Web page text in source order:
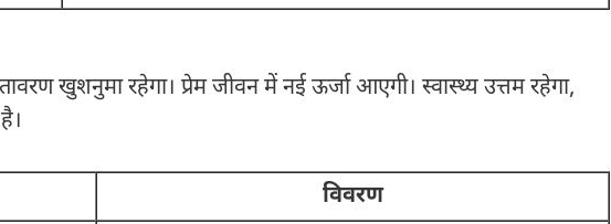
खुशनुमा रहेगा। प्रेम जीवन में नई ऊर्जा आएगी। स्वास्थ्य उत्तम रहेगा,
विवरण